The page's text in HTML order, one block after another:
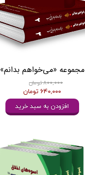
مجموعه «می‌خواهم بدانم»
۸۰۰,۰۰۰ تومان
۶۴۰,۰۰۰ تومان
افزودن به سبد خرید